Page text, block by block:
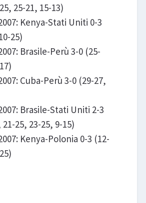
25-21, 15-13)
Kenya-Stati Uniti 0-3
25)
Brasile-Perù 3-0 (25-
Cuba-Perù 3-0 (29-27,
Brasile-Stati Uniti 2-3
25, 23-25, 9-15)
Kenya-Polonia 0-3 (12-